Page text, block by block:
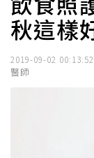
秋這樣
2019-09-02 00:13:52
醫師